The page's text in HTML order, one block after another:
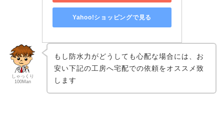
Yahoo!ショッピングで見る
しゃっくり
100Man
もし防水力がどうしても心配な場合には、お
安い下記の工房へ宅配での依頼をオススメ致
します